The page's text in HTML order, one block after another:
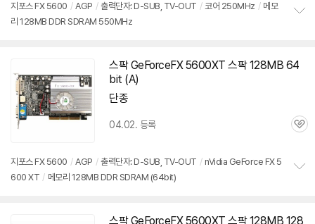
지포스 FX 5600 / AGP / 출력단자: D-SUB, TV-OUT / 코어 250MHz / 메모
리 128MB DDR SDRAM 550MHz
스팍 GeForceFX5600XT 스팍 128MB 64
bit (A)
단종
04.02. 등록
관
지포스 FX 5600 / AGP / 출력단자: D-SUB, TV-OUT / nVidia GeForce FX 5
600 XT / 메모리 128MB DDR SDRAM (64bit)
치
스팍 GeForceFX5600XT 스팍 128MB 128